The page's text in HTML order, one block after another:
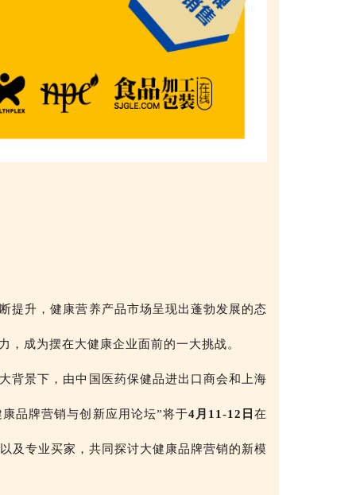
提升，健康营养产品市场呈现出蓬勃发展的态
成为摆在大健康企业面前的一大挑战。
背景下，由中国医药保健品进出口商会和上海
品牌营销与创新应用论坛”将于4月11-12日在
及专业买家，共同探讨大健康品牌营销的新模